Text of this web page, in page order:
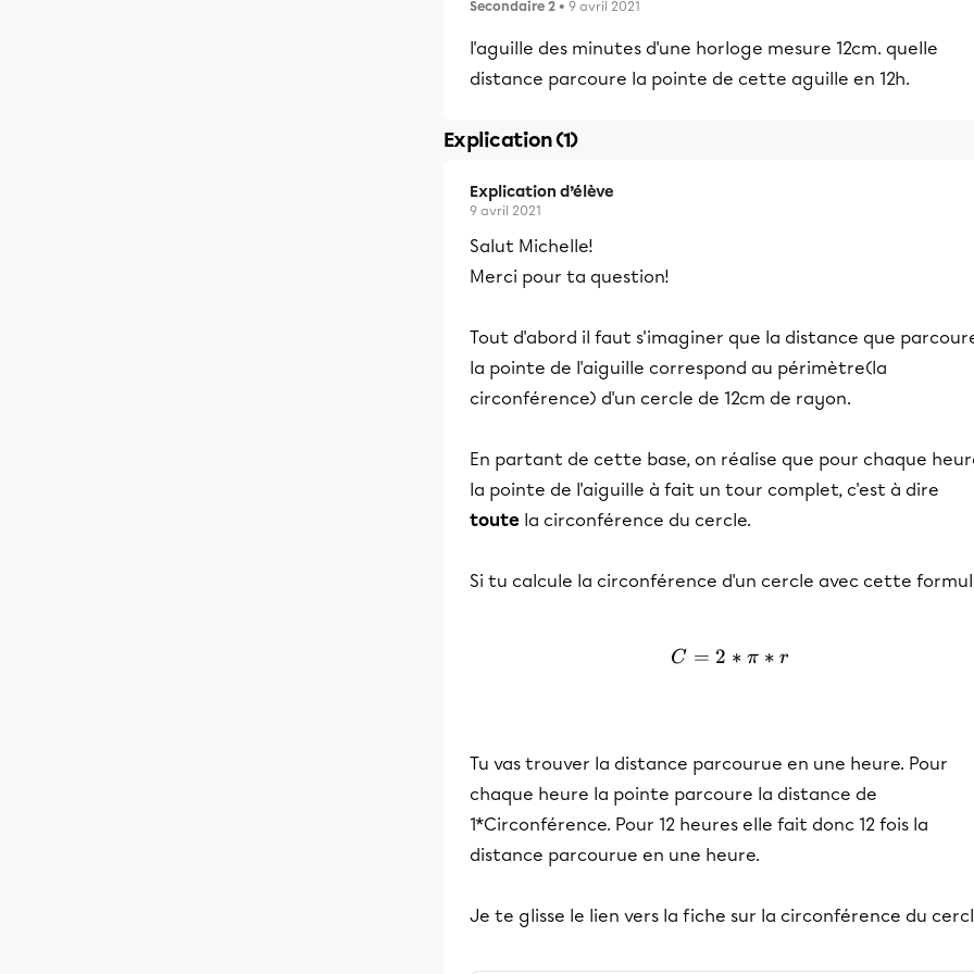
Secondaire 2 • 9 avril 2021
l'aguille des minutes d'une horloge mesure 12cm. quelle
distance parcoure la pointe de cette aguille en 12h.
Explication (1)
Explication d’élève
9 avril 2021
Salut Michelle!
Merci pour ta question!
Tout d'abord il faut s'imaginer que la distance que
la pointe de l'aiguille correspond au périmètre(la
circonférence) d'un cercle de 12cm de rayon.
En partant de cette base, on réalise que pour chaque
la pointe de l'aiguille à fait un tour complet, c'est à dire
toute la circonférence du cercle.
Si tu calcule la circonférence d'un cercle avec cette
C = 2*π*r
C = 2 ∗ π ∗ r
Tu vas trouver la distance parcourue en une heure. Pour
chaque heure la pointe parcoure la distance de
1*Circonférence. Pour 12 heures elle fait donc 12 fois la
distance parcourue en une heure.
Je te glisse le lien vers la fiche sur la circonférence du